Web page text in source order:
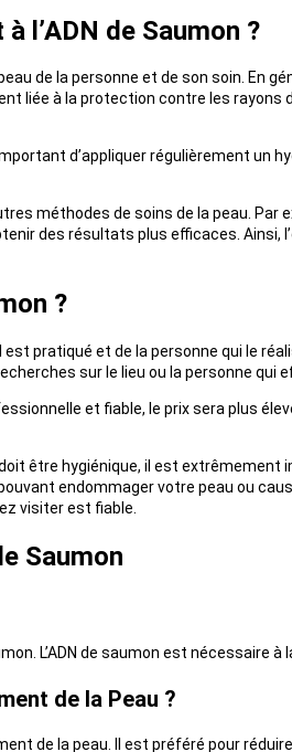
l’ADN de Saumon ?
de la personne et de son soin. En
liée à la protection contre les rayons
d’appliquer régulièrement un
méthodes de soins de la peau.
des résultats plus efficaces. Ainsi,
?
pratiqué et de la personne qui le
sur le lieu ou la personne
et fiable, le prix sera plus
être hygiénique, il est
endommager votre peau ou
visiter est fiable.
Saumon
L’ADN de saumon est nécessaire
de la Peau ?
de la peau. Il est préféré pour